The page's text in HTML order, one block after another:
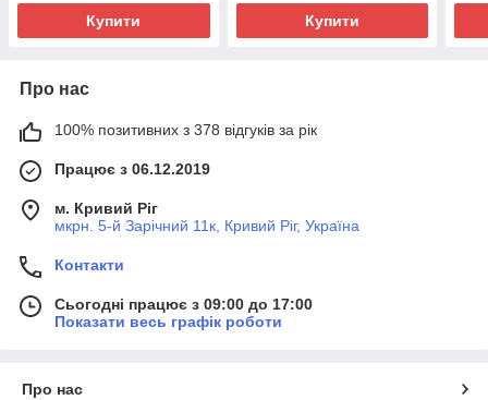
Купити Купити
Про нас
100% позитивних з 378 відгуків за рік
Працює з 06.12.2019
м. Кривий Ріг
мкрн. 5-й Зарічний 11к, Кривий Ріг, Україна
Контакти
Сьогодні працює з 09:00 до 17:00
Показати весь графік роботи
Про нас